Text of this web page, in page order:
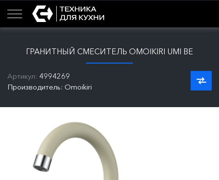
ГРАНИТНЫЙ СМЕСИТЕЛЬ OMOIKIRI UMI BE
Артикул: 4994269
Производитель: Omoikiri